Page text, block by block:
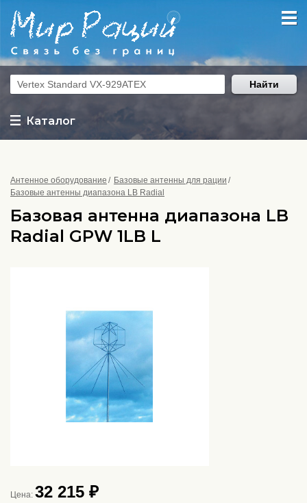
Каталог
Найти
Антенное оборудование
Базовые антенны для рации
Базовые антенны диапазона LB Radial
Базовая антенна диапазона LB
Radial GPW 1LB L
Цена: 32 215 ₽